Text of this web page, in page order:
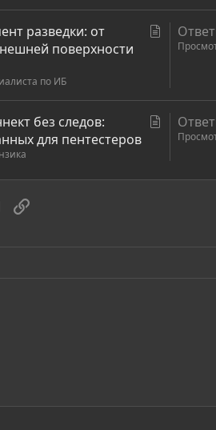
ь
ь
разведки: от
поверхности
по ИБ
без следов:
для пентестеров
Электронная почта
Ссылка